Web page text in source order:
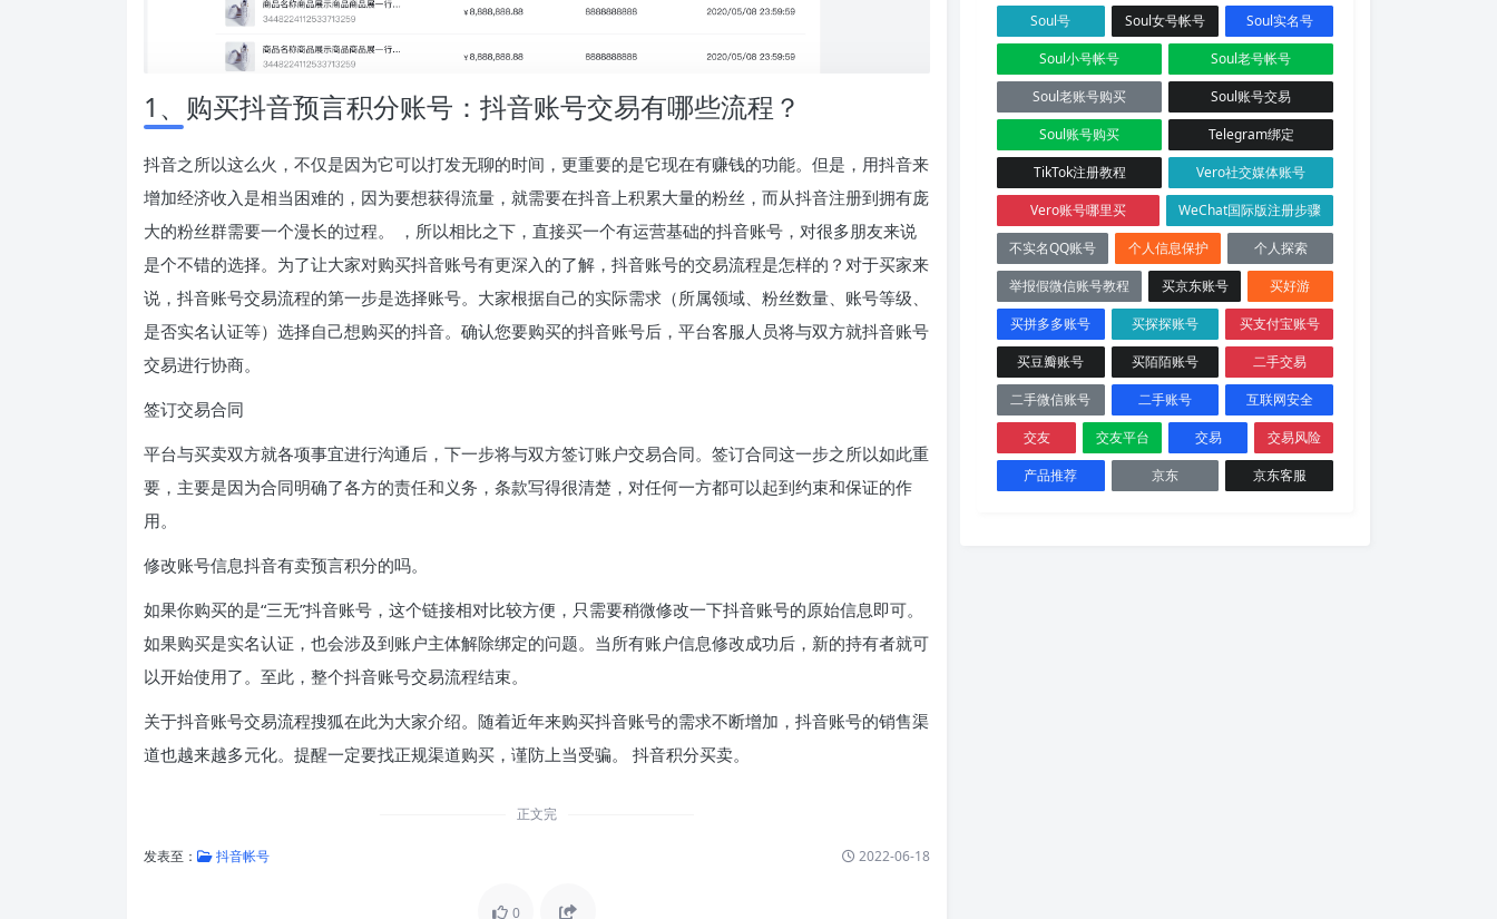
1、购买抖音预言积分账号：抖音账号交易有哪些流程？
抖音之所以这么火，不仅是因为它可以打发无聊的时间，更重要的是它现在有赚钱的功能。但是，用抖音来
增加经济收入是相当困难的，因为要想获得流量，就需要在抖音上积累大量的粉丝，而从抖音注册到拥有庞
大的粉丝群需要一个漫长的过程。 ，所以相比之下，直接买一个有运营基础的抖音账号，对很多朋友来说
是个不错的选择。为了让大家对购买抖音账号有更深入的了解，抖音账号的交易流程是怎样的？对于买家来
说，抖音账号交易流程的第一步是选择账号。大家根据自己的实际需求（所属领域、粉丝数量、账号等级、
是否实名认证等）选择自己想购买的抖音。确认您要购买的抖音账号后，平台客服人员将与双方就抖音账号
交易进行协商。
签订交易合同
平台与买卖双方就各项事宜进行沟通后，下一步将与双方签订账户交易合同。签订合同这一步之所以如此重
要，主要是因为合同明确了各方的责任和义务，条款写得很清楚，对任何一方都可以起到约束和保证的作
用。
修改账号信息抖音有卖预言积分的吗。
如果你购买的是“三无”抖音账号，这个链接相对比较方便，只需要稍微修改一下抖音账号的原始信息即可。
如果购买是实名认证，也会涉及到账户主体解除绑定的问题。当所有账户信息修改成功后，新的持有者就可
以开始使用了。至此，整个抖音账号交易流程结束。
关于抖音账号交易流程搜狐在此为大家介绍。随着近年来购买抖音账号的需求不断增加，抖音账号的销售渠
道也越来越多元化。提醒一定要找正规渠道购买，谨防上当受骗。 抖音积分买卖。
正文完
发表至： 抖音帐号 2022-06-18
0
Soul号
Soul女号帐号
Soul实名号
Soul小号帐号
Soul老号帐号
Soul老账号购买
Soul账号交易
Soul账号购买
Telegram绑定
TikTok注册教程
Vero社交媒体账号
Vero账号哪里买
WeChat国际版注册步骤
不实名QQ账号
个人信息保护
个人探索
举报假微信账号教程
买京东账号
买好游
买拼多多账号
买探探账号
买支付宝账号
买豆瓣账号
买陌陌账号
二手交易
二手微信账号
二手账号
互联网安全
交友
交友平台 交易
交易风险
产品推荐
京东 京东客服